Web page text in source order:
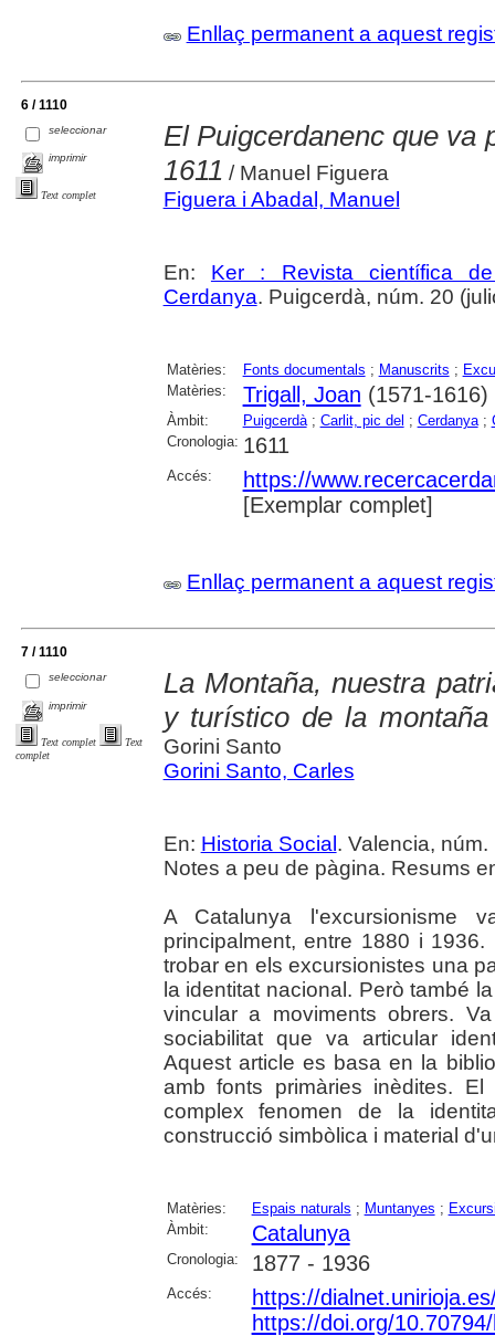
Enllaç permanent a aquest
6 / 1110
seleccionar
imprimir
Text complet
El Puigcerdanenc que va
1611 / Manuel Figuera
Figuera i Abadal, Manuel
En: Ker : Revista científica
Cerdanya. Puigcerdà, núm. 20
Matèries: Fonts documentals ; Manuscrits ;
Matèries:
Trigall, Joan (1571-1616)
Àmbit: Puigcerdà; Carlit, pic del ; Cerdanya;
Cronologia: 1611
Accés:
https://
[Exemplar complet]
Enllaç permanent a aquest
7 / 1110
seleccionar
imprimir
Text complet
Text
complet
La Montaña, nuestra
y turístico de la
Gorini Santo
Gorini Santo, Carles
En: Historia Social. Valencia,
Notes a peu de pàgina. Resums
A Catalunya l'excursionisme
principalment, entre 1880 i
trobar en els excursionistes una
la identitat nacional. Però també
vincular a moviments obrers.
sociabilitat que va articular
Aquest article es basa en la
amb fonts primàries inèdites.
complex fenomen de la
construcció simbòlica i material
Matèries: Espais naturals ; Muntanyes ;
Àmbit:
Catalunya
Cronologia: 1877 - 1936
Accés:
https://
https://doi.org/